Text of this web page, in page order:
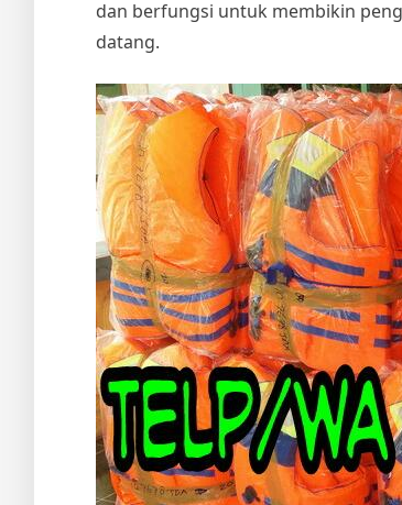
dan berfungsi untuk membikin
datang.